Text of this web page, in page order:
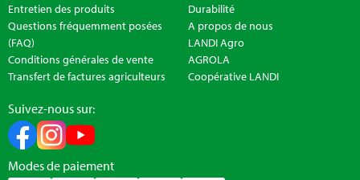
Entretien des produits
Questions fréquemment posées
(FAQ)
Conditions générales de vente
Transfert de factures agriculteurs
Durabilité
A propos de nous
LANDI Agro
AGROLA
Coopérative LANDI
Suivez-nous sur:
Modes de paiement